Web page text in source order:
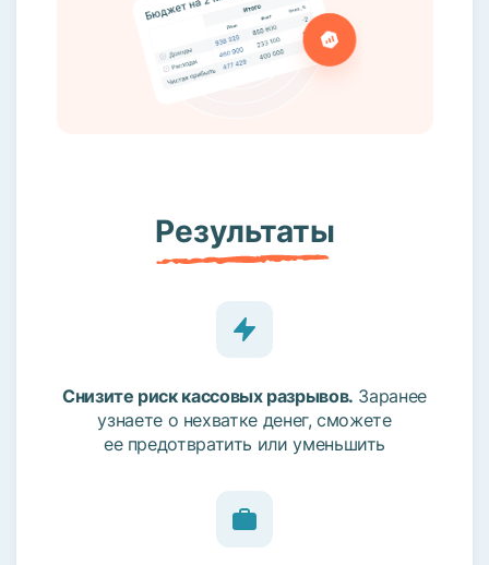
Результаты
Снизите риск кассовых разрывов. Заранее
узнаете о нехватке денег, сможете
ее предотвратить или уменьшить